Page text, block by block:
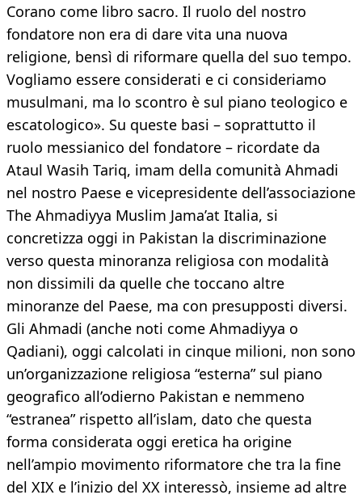
Corano come libro sacro. Il ruolo del nostro
fondatore non era di dare vita una nuova
religione, bensì di riformare quella del suo tempo.
Vogliamo essere considerati e ci consideriamo
musulmani, ma lo scontro è sul piano teologico e
escatologico». Su queste basi – soprattutto il
ruolo messianico del fondatore – ricordate da
Ataul Wasih Tariq, imam della comunità Ahmadi
nel nostro Paese e vicepresidente dell’associazione
The Ahmadiyya Muslim Jama’at Italia, si
concretizza oggi in Pakistan la discriminazione
verso questa minoranza religiosa con modalità
non dissimili da quelle che toccano altre
minoranze del Paese, ma con presupposti diversi.
Gli Ahmadi (anche noti come Ahmadiyya o
Qadiani), oggi calcolati in cinque milioni, non sono
un’organizzazione religiosa “esterna” sul piano
geografico all’odierno Pakistan e nemmeno
“estranea” rispetto all’islam, dato che questa
forma considerata oggi eretica ha origine
nell’ampio movimento riformatore che tra la fine
del XIX e l’inizio del XX interessò, insieme ad altre